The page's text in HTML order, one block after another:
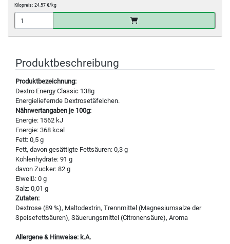
Kilopreis: 24,57 €/kg
Produktbeschreibung
Produktbezeichnung:
Dextro Energy Classic 138g
Energieliefernde Dextrosetäfelchen.
Nährwertangaben je 100g:
Energie: 1562 kJ
Energie: 368 kcal
Fett: 0,5 g
Fett, davon gesättigte Fettsäuren: 0,3 g
Kohlenhydrate: 91 g
davon Zucker: 82 g
Eiweiß: 0 g
Salz: 0,01 g
Zutaten:
Dextrose (89 %), Maltodextrin, Trennmittel (Magnesiumsalze der
Speisefettsäuren), Säuerungsmittel (Citronensäure), Aroma
Allergene & Hinweise: k.A.